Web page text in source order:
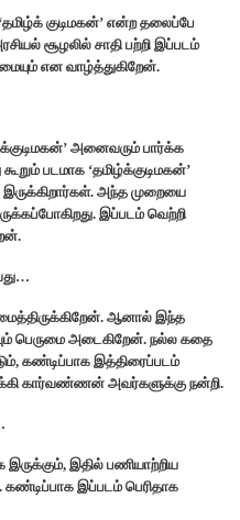
குடிமகன்’ என்ற தலைப்பே
சூழலில் சாதி பற்றி இப்படம்
என வாழ்த்துகிறேன்.
அனைவரும் பார்க்க
படமாக ‘தமிழ்க்குடிமகன்’
இருக்கிறார்கள். அந்த முறையை
இப்படம் வெற்றி
ஆனால் இந்த
பெருமை அடைகிறேன். நல்ல கதை
கண்டிப்பாக இத்திரைப்படம்
கார்வண்ண‌ன் அவர்களுக்கு நன்றி.
இருக்கும், இதில் பணியாற்றிய
இப்படம் பெரிதாக